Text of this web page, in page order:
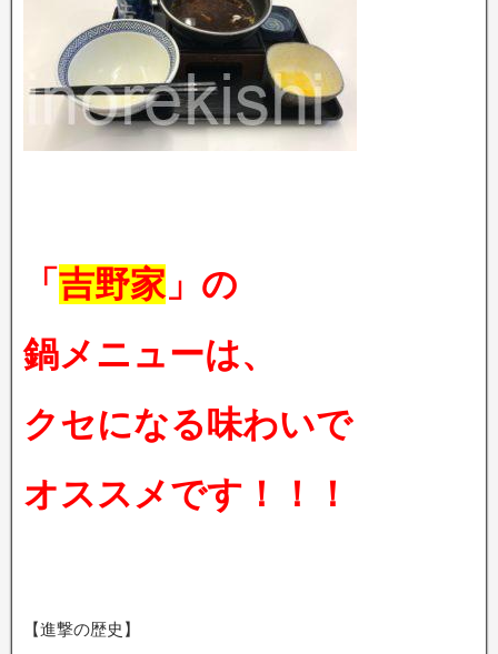
「 吉野家 」の
鍋メニューは、
クセになる味わいで
オススメです！！！
【進撃の歴史】